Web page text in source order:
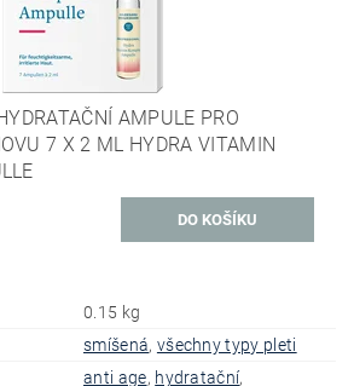
AMPULE PRO
7 X 2 ML HYDRA VITAMIN
0.15 kg
smíšená, všechny typy pleti
anti age, hydratační,